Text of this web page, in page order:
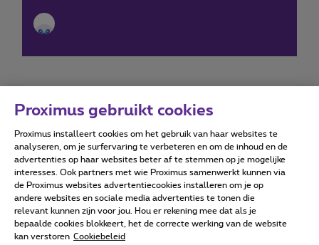
Forumvoorwaarden Accessibility statement
Alle rechten voorbehouden. © Proximus
Algemene voorwaarden, consumenteninfo
Proximus gebruikt cookies
Proximus installeert cookies om het gebruik van haar websites te
analyseren, om je surfervaring te verbeteren en om de inhoud en de
advertenties op haar websites beter af te stemmen op je mogelijke
interesses. Ook partners met wie Proximus samenwerkt kunnen via
de Proximus websites advertentiecookies installeren om je op
andere websites en sociale media advertenties te tonen die
relevant kunnen zijn voor jou. Hou er rekening mee dat als je
bepaalde cookies blokkeert, het de correcte werking van de website
kan verstoren Cookiebeleid